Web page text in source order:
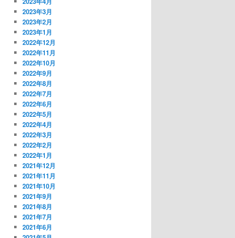
2023年3月
2023年2月
2023年1月
2022年12月
2022年11月
2022年10月
2022年9月
2022年8月
2022年7月
2022年6月
2022年5月
2022年4月
2022年3月
2022年2月
2022年1月
2021年12月
2021年11月
2021年10月
2021年9月
2021年8月
2021年7月
2021年6月